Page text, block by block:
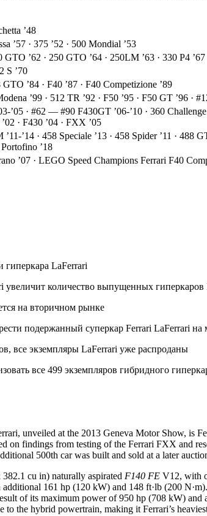
’48
’57 · 375 ’52 · 500 Mondial ’53
’62 · 250 GTO ’64 · 250LM ’63 · 330 P4
S ’70
’84 · F40 ’87 · F40 Competizione ’89
’99 · 512 TR ’92 · F50 ’95 · F50 GT ’96 ·
· #62 — #90 F430GT ’06-’10 · 360
· F430 ’04 · FXX ’05
’14 · 458 Speciale ’13 · 458 Spider ’11 · 488
’18
’07 · LEGO Speed Champions Ferrari F40
гиперкара LaFerrari
количество выпущенных
на вторичном рынке
подержанный суперкар Ferrari LaFerrari
все экземпляры LaFerrari уже распроданы
все 499 экземпляров гибридного
unveiled at the 2013 Geneva Motor Show, is
on findings from testing of the Ferrari FXX and
500th car was built and sold at a later
cu in) naturally aspirated F140 FE V12, with
161 hp (120 kW) and 148 ft·lb (200
of its maximum power of 950 hp (708 kW)
the hybrid powertrain, making it Ferrari’s